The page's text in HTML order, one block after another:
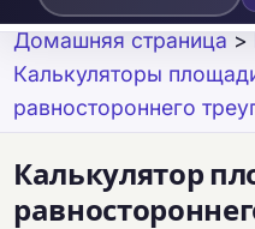
Домашняя страница >
Калькуляторы
равностороннего
Калькулятор